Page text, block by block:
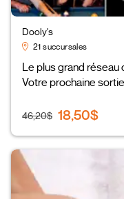
Dooly's
21 succursales
Le plus grand
Votre prochaine
46,20$ 18,50$